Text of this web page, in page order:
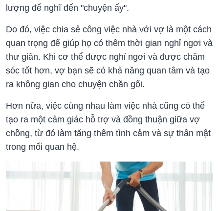
lượng để nghĩ đến "chuyện ấy".
Do đó, việc chia sẻ công việc nhà với vợ là một cách
quan trọng để giúp họ có thêm thời gian nghỉ ngơi và
thư giãn. Khi cơ thể được nghỉ ngơi và được chăm
sóc tốt hơn, vợ bạn sẽ có khả năng quan tâm và tạo
ra không gian cho chuyện chăn gối.
Hơn nữa, việc cùng nhau làm việc nhà cũng có thể
tạo ra một cảm giác hỗ trợ và đồng thuận giữa vợ
chồng, từ đó làm tăng thêm tình cảm và sự thân mật
trong mối quan hệ.